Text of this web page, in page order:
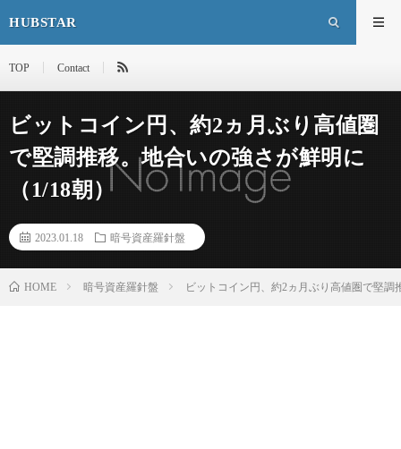
HUBSTAR
TOP Contact
ビットコイン円、約2ヵ月ぶり高値圏
で堅調推移。地合いの強さが鮮明に
（1/18朝）
2023.01.18 暗号資産羅針盤
HOME 暗号資産羅針盤 ビットコイン円、約2ヵ月ぶり高値圏で堅